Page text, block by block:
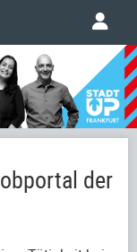
der